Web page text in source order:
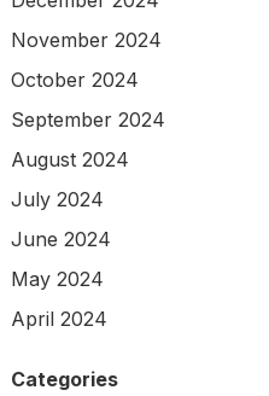
November 2024
October 2024
September 2024
August 2024
July 2024
June 2024
May 2024
April 2024
Categories